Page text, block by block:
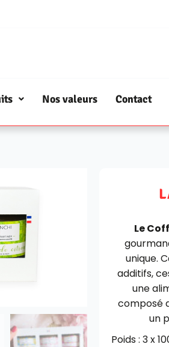
Nos valeurs Contact
Le
unique.
additifs,
une
composé
un
Poids : 3 x